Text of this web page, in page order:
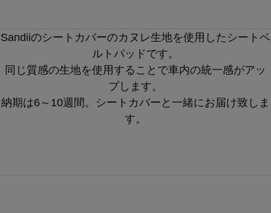
Sandiiのシートカバーのカヌレ生地を使用したシートベ
ルトパッドです。
同じ質感の生地を使用することで車内の統一感がアッ
プします。
納期は6～10週間。シートカバーと一緒にお届け致しま
す。